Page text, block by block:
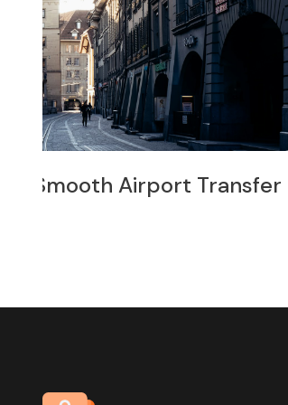
I migliori posti da
scopri i tesori